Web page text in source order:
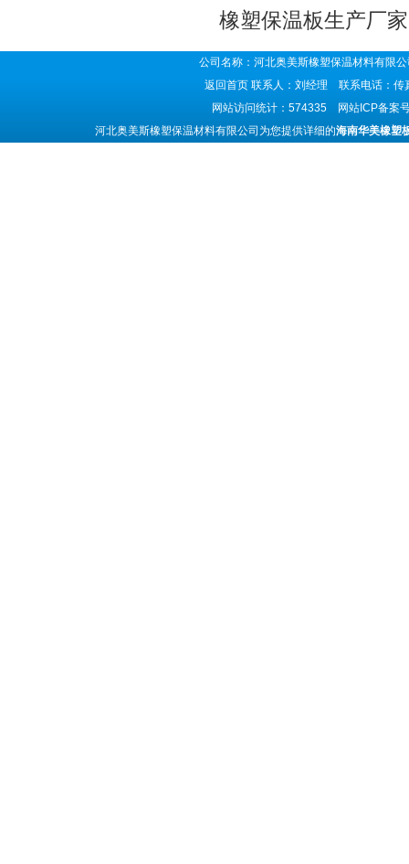
橡塑保温板生产厂家
公司名称：河北奥美斯橡塑保温材料有
返回首页 联系人：刘经理 联系电话：
网站访问统计：574335 网站ICP备案
河北奥美斯橡塑保温材料有限公司为您提供详细的海南华美橡塑